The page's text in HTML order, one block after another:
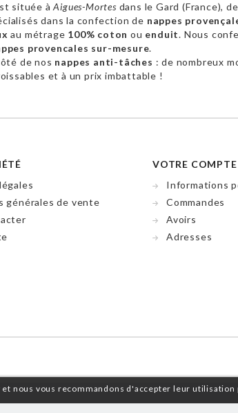
nous vous recommandons d'accepter leur
située àAigues-Mortes dans le Gard (France),
dans la confection de nappes
au métrage 100% coton ou enduit. Nous
provencales sur-mesure.
de nos nappes anti-tâches : de nombreux
et à un prix imbattable !
générales de vente
VOTRE COMPTE
Informations
Commandes
Avoirs
Adresses